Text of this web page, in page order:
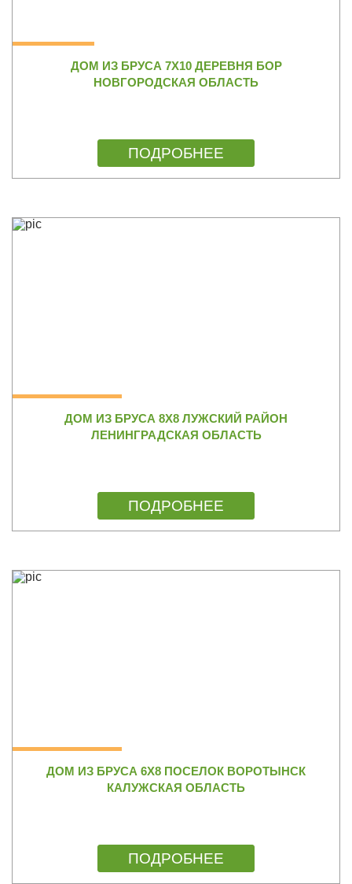
ДОМ ИЗ БРУСА 7Х10 ДЕРЕВНЯ БОР
НОВГОРОДСКАЯ ОБЛАСТЬ
ПОДРОБНЕЕ
ДОМ ИЗ БРУСА 8Х8 ЛУЖСКИЙ РАЙОН
ЛЕНИНГРАДСКАЯ ОБЛАСТЬ
ПОДРОБНЕЕ
ДОМ ИЗ БРУСА 6Х8 ПОСЕЛОК ВОРОТЫНСК
КАЛУЖСКАЯ ОБЛАСТЬ
ПОДРОБНЕЕ